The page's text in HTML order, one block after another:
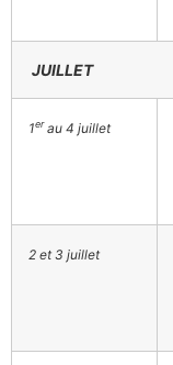
JUILLET
1erau 4 juillet
2 et 3 juillet